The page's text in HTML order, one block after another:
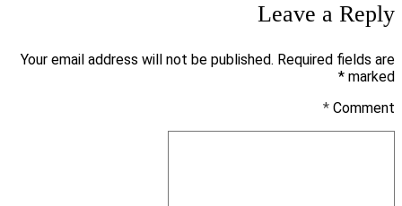
Leave a Reply
Your email address will not be published. Required fields are
marked *
Comment
*